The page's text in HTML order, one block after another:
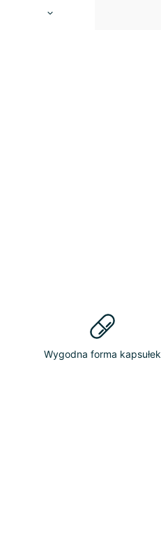
Wygodna forma kapsułek